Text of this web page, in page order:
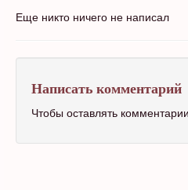
Еще никто ничего не написал
Написать комментарий
Чтобы оставлять